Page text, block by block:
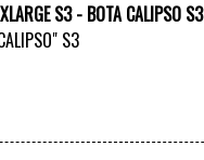
S3 - BOTA CALIPSO S3
S3